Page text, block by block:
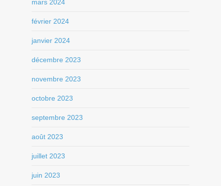
mars 2024
février 2024
janvier 2024
décembre 2023
novembre 2023
octobre 2023
septembre 2023
août 2023
juillet 2023
juin 2023